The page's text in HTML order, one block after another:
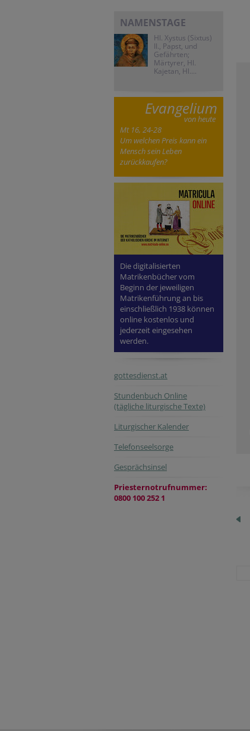
NAMENSTAGE
Hl. Xystus (Sixtus)
II., Papst, und
Gefährten;
Märtyrer, Hl.
Kajetan, Hl....
Evangelium
von heute
Mt 16, 24-28
Um welchen Preis kann ein
Mensch sein Leben
zurückkaufen?
Die digitalisierten
Matrikenbücher vom
Beginn der jeweiligen
Matrikenführung an bis
einschließlich 1938 können
online kostenlos und
jederzeit eingesehen
werden.
gottesdienst.at
Stundenbuch Online
(tägliche liturgische Texte)
Liturgischer Kalender
Telefonseelsorge
Gesprächsinsel
Priesternotrufnummer:
0800 100 252 1